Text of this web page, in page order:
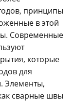
принципы
в этой
Современные
которые
для
Элементы,
сварные швы